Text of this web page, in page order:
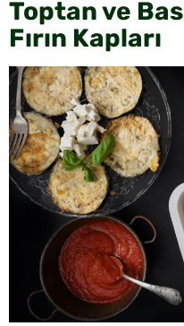
Toptan ve
Fırın Kapları